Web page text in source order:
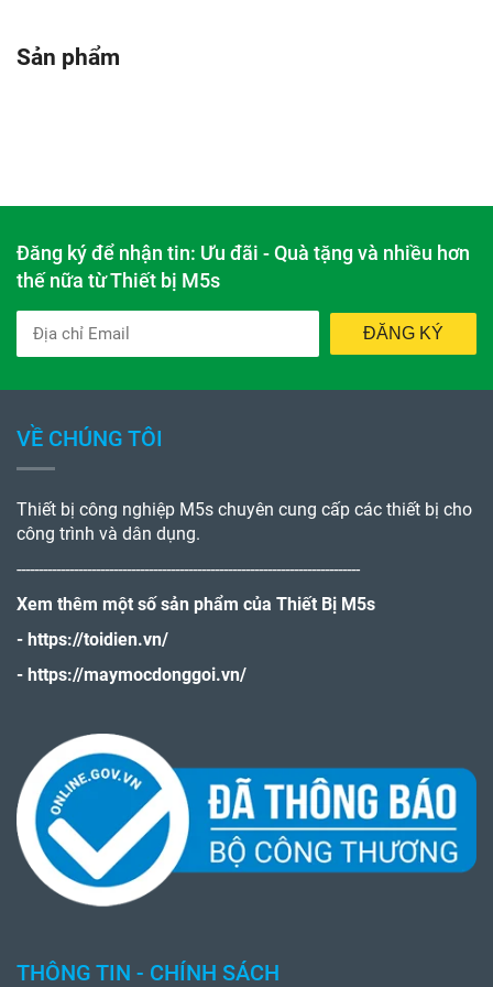
Sản phẩm
Đăng ký để nhận tin: Ưu đãi - Quà tặng và nhiều hơn
thế nữa từ Thiết bị M5s
ĐĂNG KÝ
VỀ CHÚNG TÔI
Thiết bị công nghiệp M5s chuyên cung cấp các thiết bị cho
công trình và dân dụng.
------------------------------------------------------------------------------
Xem thêm một số sản phẩm của Thiết Bị M5s
- https://toidien.vn/
- https://maymocdonggoi.vn/
THÔNG TIN - CHÍNH SÁCH